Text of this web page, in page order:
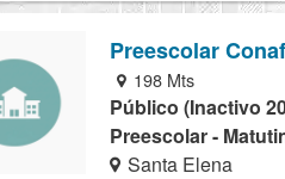
Preescolar
198 Mts
Público (Inactivo
Preescolar -
Santa Elena